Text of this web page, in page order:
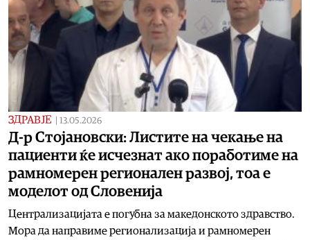
ЗДРАВЈЕ 13.05.2026
Д-р Стојановски: Листите на чекање на
пациенти ќе исчезнат ако поработиме на
рамномерен регионален развој, тоа е
моделот од Словенија
​Централизацијата е погубна за македонското здравство.
Мора да направиме регионализација и рамномерен